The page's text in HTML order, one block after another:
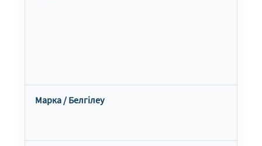
Марка / Белгілеу